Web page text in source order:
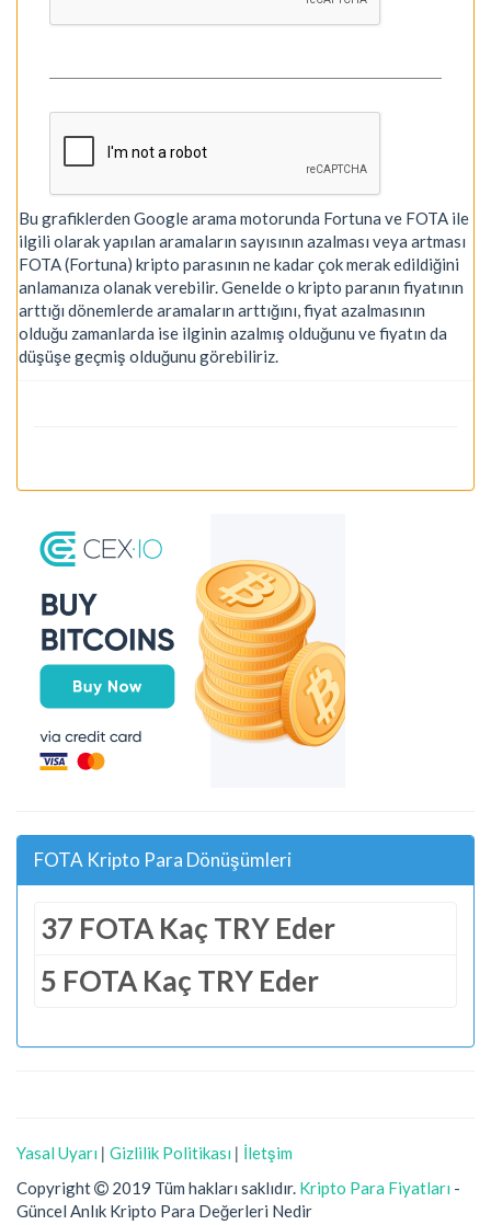
Bu grafiklerden Google arama motorunda Fortuna ve FOTA ile
ilgili olarak yapılan aramaların sayısının azalması veya artması
FOTA (Fortuna) kripto parasının ne kadar çok merak edildiğini
anlamanıza olanak verebilir. Genelde o kripto paranın fiyatının
arttığı dönemlerde aramaların arttığını, fiyat azalmasının
olduğu zamanlarda ise ilginin azalmış olduğunu ve fiyatın da
düşüşe geçmiş olduğunu görebiliriz.
FOTA Kripto Para Dönüşümleri
37 FOTA Kaç TRY Eder
5 FOTA Kaç TRY Eder
Yasal Uyarı | Gizlilik Politikası | İletşim
Copyright
2019 Tüm hakları saklıdır. Kripto Para Fiyatları -
Güncel Anlık Kripto Para Değerleri Nedir